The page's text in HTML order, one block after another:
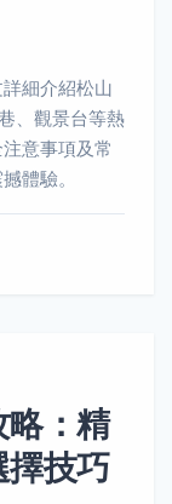
細介紹松山
、觀景台等熱
意事項及常
體驗。
略：精
擇技巧